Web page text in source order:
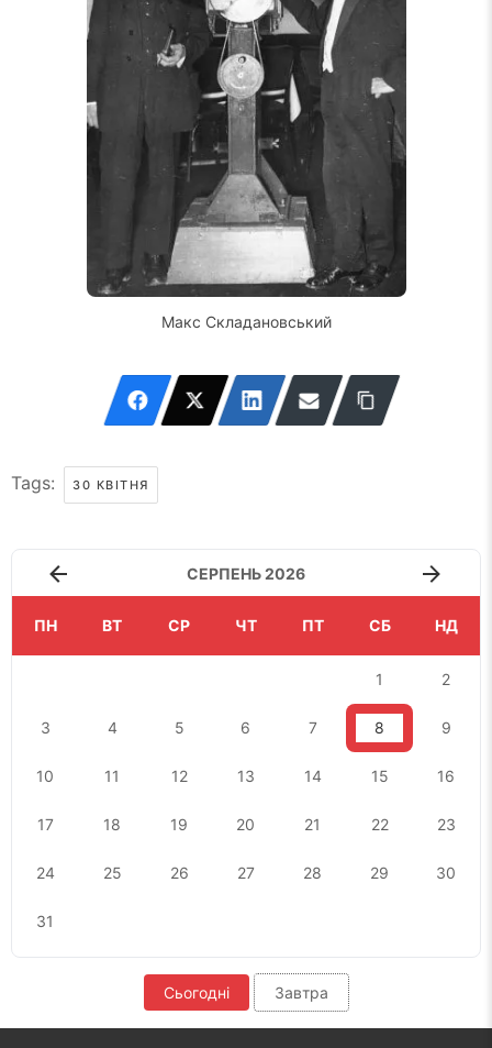
Макс Складановський
Tags: 30 КВІТНЯ
СЕРПЕНЬ 2026
ПН ВТ СР ЧТ ПТ СБ НД
1 2
3 4 5 6 7 8 9
10 11 12 13 14 15 16
17 18 19 20 21 22 23
24 25 26 27 28 29 30
31
Сьогодні Завтра